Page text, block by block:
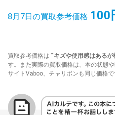
8月7日の買取参考価格 100
買取参考価格は “キズや使用感はあるが
す。また実際の買取価格は、本の状態
サイトVaboo、チャリボンも同じ価格で